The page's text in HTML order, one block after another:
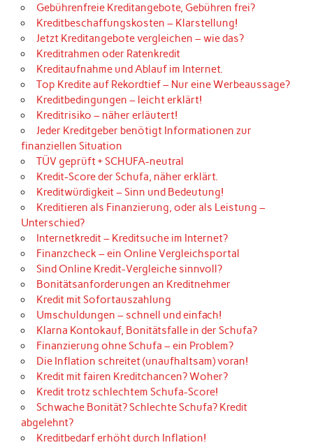
Gebührenfreie Kreditangebote, Gebühren frei?
Kreditbeschaffungskosten – Klarstellung!
Jetzt Kreditangebote vergleichen – wie das?
Kreditrahmen oder Ratenkredit
Kreditaufnahme und Ablauf im Internet.
Top Kredite auf Rekordtief – Nur eine Werbeaussage?
Kreditbedingungen – leicht erklärt!
Kreditrisiko – näher erläutert!
Jeder Kreditgeber benötigt Informationen zur
finanziellen Situation
TÜV geprüft + SCHUFA-neutral
Kredit-Score der Schufa, näher erklärt.
Kreditwürdigkeit – Sinn und Bedeutung!
Kreditieren als Finanzierung, oder als Leistung –
Unterschied?
Internetkredit – Kreditsuche im Internet?
Finanzcheck – ein Online Vergleichsportal
Sind Online Kredit-Vergleiche sinnvoll?
Bonitätsanforderungen an Kreditnehmer
Kredit mit Sofortauszahlung
Umschuldungen – schnell und einfach!
Klarna Kontokauf, Bonitätsfalle in der Schufa?
Finanzierung ohne Schufa – ein Problem?
Die Inflation schreitet (unaufhaltsam) voran!
Kredit mit fairen Kreditchancen? Woher?
Kredit trotz schlechtem Schufa-Score!
Schwache Bonität? Schlechte Schufa? Kredit
abgelehnt?
Kreditbedarf erhöht durch Inflation!